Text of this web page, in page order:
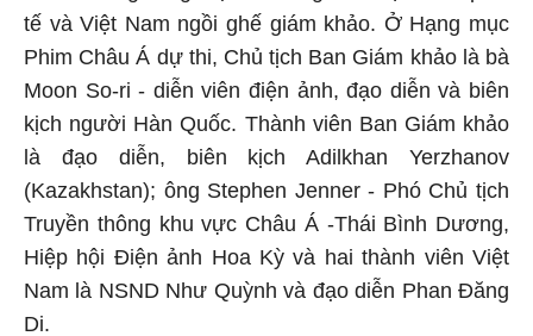
tế và Việt Nam ngồi ghế giám khảo. Ở Hạng mục
Phim Châu Á dự thi, Chủ tịch Ban Giám khảo là bà
Moon So-ri - diễn viên điện ảnh, đạo diễn và biên
kịch người Hàn Quốc. Thành viên Ban Giám khảo
là đạo diễn, biên kịch Adilkhan Yerzhanov
(Kazakhstan); ông Stephen Jenner - Phó Chủ tịch
Truyền thông khu vực Châu Á -Thái Bình Dương,
Hiệp hội Điện ảnh Hoa Kỳ và hai thành viên Việt
Nam là NSND Như Quỳnh và đạo diễn Phan Đăng
Di.